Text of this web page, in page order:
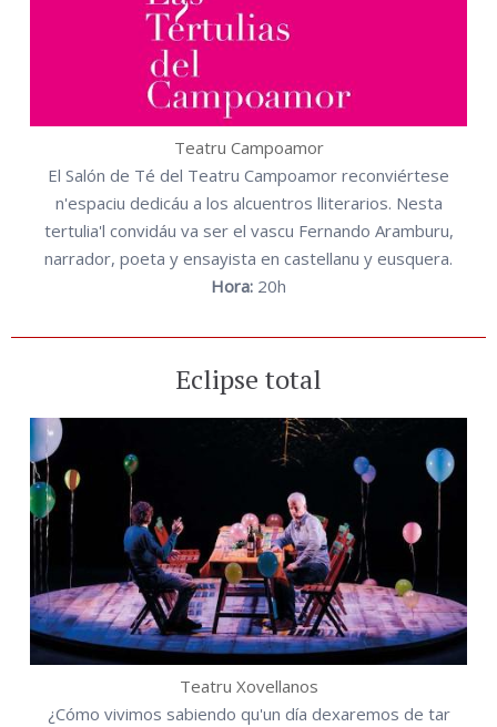
Teatru Campoamor
El Salón de Té del Teatru Campoamor reconviértese
n'espaciu dedicáu a los alcuentros lliterarios. Nesta
tertulia'l convidáu va ser el vascu Fernando Aramburu,
narrador, poeta y ensayista en castellanu y eusquera.
Hora: 20h
Eclipse total
Teatru Xovellanos
¿Cómo vivimos sabiendo qu'un día dexaremos de tar